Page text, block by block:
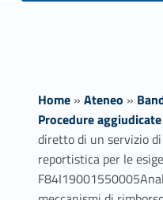
Home» Ateneo »
Procedure aggiudicate
diretto di un servizio
reportistica per le